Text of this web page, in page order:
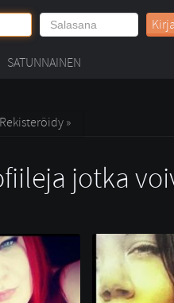
SATUNNAINEN
Rekisteröidy »
jotka